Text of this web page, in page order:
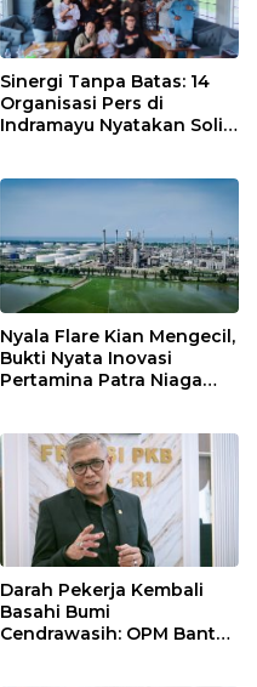
Sinergi Tanpa Batas: 14
Organisasi Pers di
Indramayu Nyatakan Solid
Nyala Flare Kian Mengecil,
Bukti Nyata Inovasi
Pertamina Patra Niaga
Darah Pekerja Kembali
Basahi Bumi
Cendrawasih: OPM Bantai